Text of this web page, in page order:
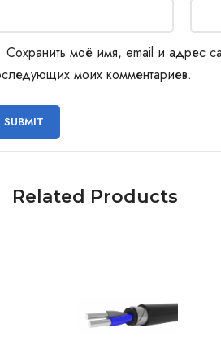
Сохранить моё имя, email и адрес
моих комментариев.
Related Products